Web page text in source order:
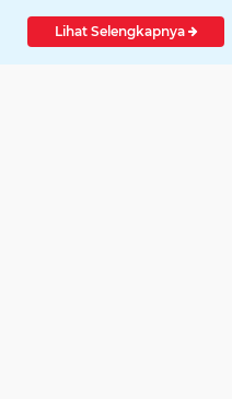
Lihat Selengkapnya